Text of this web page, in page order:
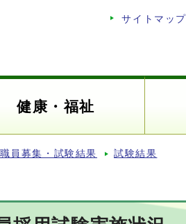
サイトマップ
健康・福祉
職員募集・試験結果 試験結果